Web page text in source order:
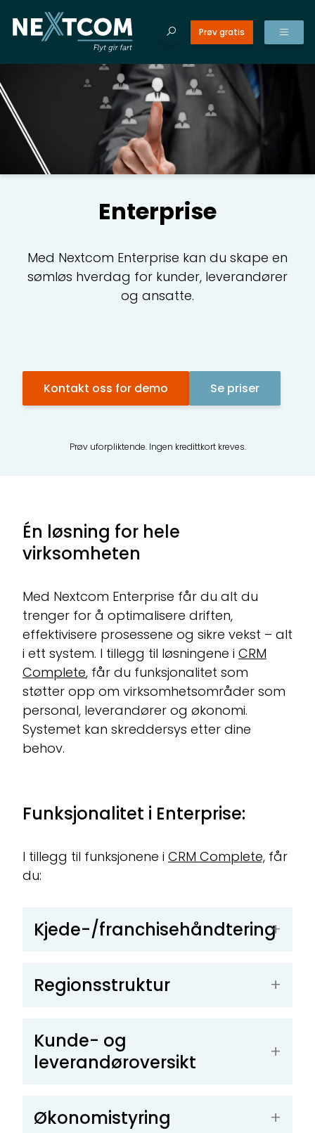
Prøv gratis
Søk etter innhold
Søk
etter:
Enterprise
Med Nextcom Enterprise kan du skape en
sømløs hverdag for kunder, leverandører
og ansatte.
Kontakt oss for demo Se priser
Prøv uforpliktende. Ingen kredittkort kreves.
Én løsning for hele
virksomheten
Med Nextcom Enterprise får du alt du
trenger for å optimalisere driften,
effektivisere prosessene og sikre vekst – alt
i ett system. I tillegg til løsningene i CRM
Complete, får du funksjonalitet som
støtter opp om virksomhetsområder som
personal, leverandører og økonomi.
Systemet kan skreddersys etter dine
behov.
Funksjonalitet i Enterprise:
I tillegg til funksjonene i CRM Complete, får
du:
Kjede-/franchisehåndtering
Regionsstruktur
Kunde- og
leverandøroversikt
Økonomistyring
NO